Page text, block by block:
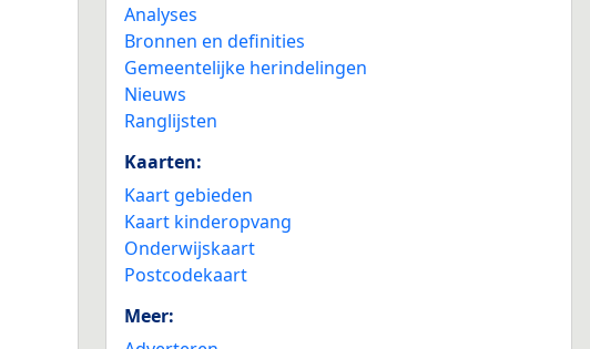
Analyses
Bronnen en definities
Gemeentelijke herindelingen
Nieuws
Ranglijsten
Kaarten:
Kaart gebieden
Kaart kinderopvang
Onderwijskaart
Postcodekaart
Meer: